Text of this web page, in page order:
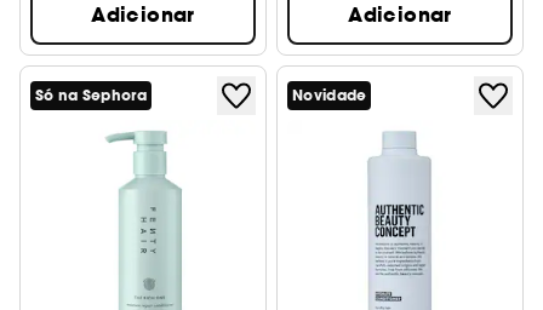
Adicionar Adicionar
Só na Sephora Novidade